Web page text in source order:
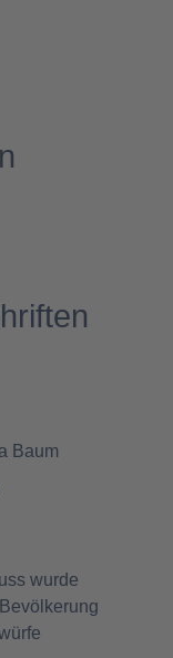
Baum
wurde